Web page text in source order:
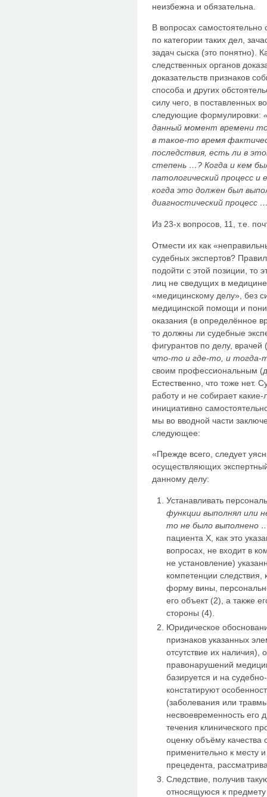
неизбежна и обязательна.
В вопросах
по категории таких дел,
задач сыска (это понятно).
следственных органов
доказательств признаков
способа и других
силу чего, в поставленных
следующие формулировки:
данный момент времени
в такое-то время
последствия, есть ли в
степень …? Когда и кем
патологический процесс
когда это должен был
диагностический процесс
Из 23-х вопросов, 11, т.е.
Отмести их как
судебных экспертов?
подойти с этой позиции, то
лиц не сведущих в
«медицинскому делу», без
медицинской помощи и
оказания (в определённое
то должны ли судебные
фигурантов по делу,
что-то и где-то, и
своим профессиональным
Естественно, что тоже нет.
работу и не собирает
инициативно
мы во вводной части
следующее:
«Прежде всего, следует
осуществляющих
данному делу:
Устанавливать
функции выполнял или
то не было выполнено
пациента X, как это
вопросах, не входит в
не установление)
компетенции
форму вины,
его объект (2), а также
стороны (4).
Юридическое
признаков указанных
отсутствие их наличия),
правонарушений
базируется и на
констатируют
(заболевания или
несвоевременность его
течения клинического
оценку объёму
применительно к месту
прецедента,
Следствие, получив
относящуюся к